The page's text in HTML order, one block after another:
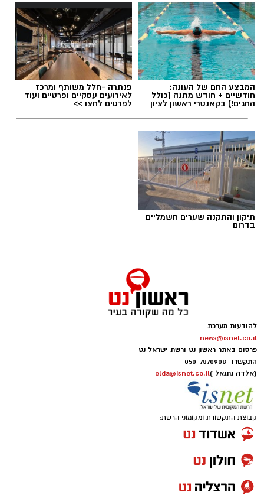
הלב שלנו אולי נשבר לפעמים, אבל אנחנו לא
חייבים להישבר יחד איתו.
מערכת האתר / 09:04 23.07.26
תגים:טד
יש לכם מידע חשוב שטרם נחשף? צילומים מאירוע
חדשותי? מצאתם טעות בכתבה? נשמח שתשתפו
אותנו
המבצע החם של העונה:
חודשיים + חודש מתנה (כולל
החגים!) בקאנטרי ראשון לציון
פנתרה -חלל משותף ומרכז
לאירועים עסקיים ופרטיים ועוד
לפרטים לחצו >>
תיקון והתקנה שערים חשמליים
בדרום
להודעות מערכת
news@isnet.co.il
פרסום באתר ראשון נט ורשת ישראל נט
התקשרו -050-7870908
(אלדה נתנאל )elda@isnet.co.il
קבוצת התקשורת ומקומוני הרשת: